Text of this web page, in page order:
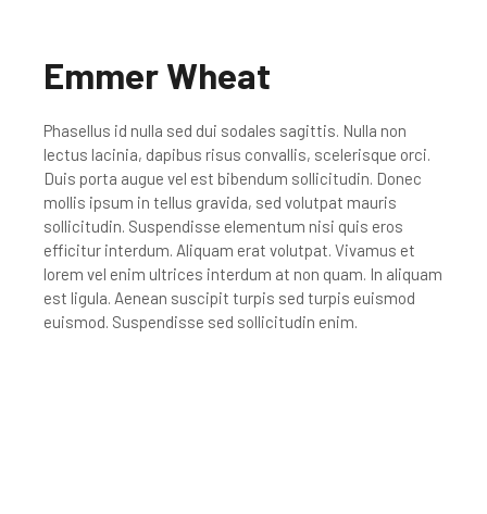
Emmer Wheat
Phasellus id nulla sed dui sodales sagittis. Nulla non
lectus lacinia, dapibus risus convallis, scelerisque orci.
Duis porta augue vel est bibendum sollicitudin. Donec
mollis ipsum in tellus gravida, sed volutpat mauris
sollicitudin. Suspendisse elementum nisi quis eros
efficitur interdum. Aliquam erat volutpat. Vivamus et
lorem vel enim ultrices interdum at non quam. In aliquam
est ligula. Aenean suscipit turpis sed turpis euismod
euismod. Suspendisse sed sollicitudin enim.